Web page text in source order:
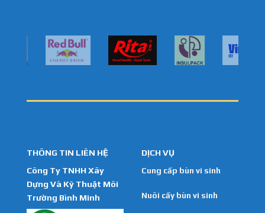
THÔNG TIN LIÊN HỆ
Công Ty TNHH Xây
Dựng Và Kỹ Thuật Môi
Trường Bình Minh
DỊCH VỤ
Cung cấp bùn vi sinh
Nuôi cấy bùn vi sinh